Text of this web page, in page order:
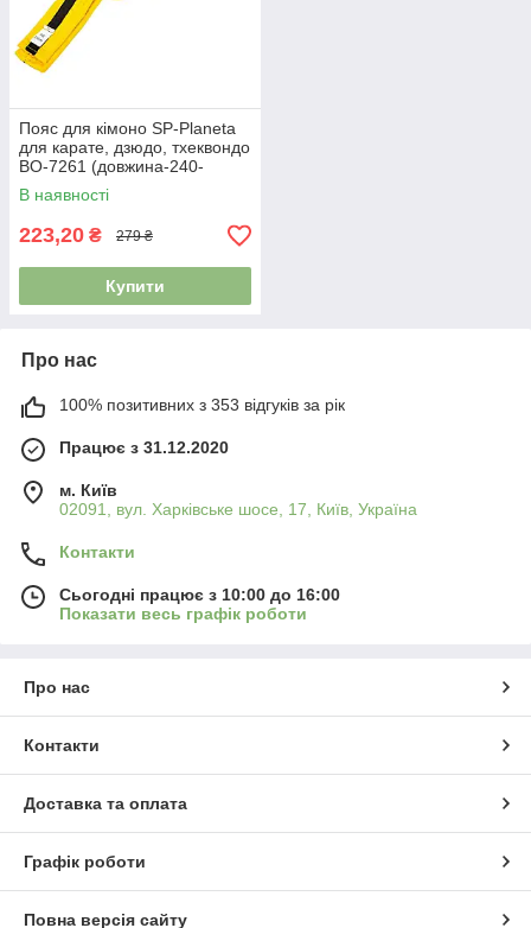
Пояс для кімоно SP-Planeta
для карате, дзюдо, тхеквондо
BO-7261 (довжина-240-
280см) жовтий-чорний
В наявності
223,20 ₴ 279 ₴
Купити
Про нас
100% позитивних з 353 відгуків за рік
Працює з 31.12.2020
м. Київ
02091, вул. Харківське шосе, 17, Київ, Україна
Контакти
Сьогодні працює з 10:00 до 16:00
Показати весь графік роботи
Про нас
Контакти
Доставка та оплата
Графік роботи
Повна версія сайту